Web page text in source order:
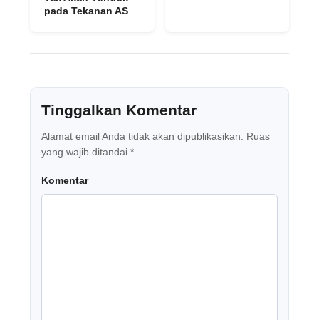
pada Tekanan AS
Tinggalkan Komentar
Alamat email Anda tidak akan dipublikasikan.
Ruas
yang wajib ditandai *
Komentar